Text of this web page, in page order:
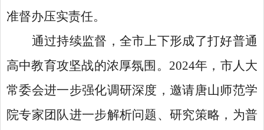
准督办压实责任。
通过持续监督，全市上下形成了打好普通
高中教育攻坚战的浓厚氛围。 2024年，市人大
常委会进一步强化调研深度，邀请唐山师范学
院专家团队进一步解析问题、研究策略，为普